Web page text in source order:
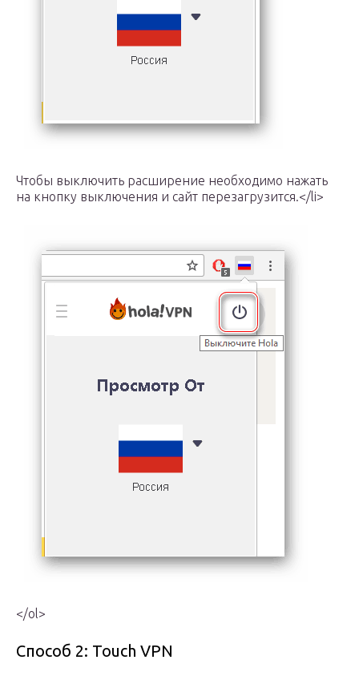
Чтобы выключить расширение необходимо нажать
на кнопку выключения и сайт перезагрузится.</li>
</ol>
Способ 2: Touch VPN